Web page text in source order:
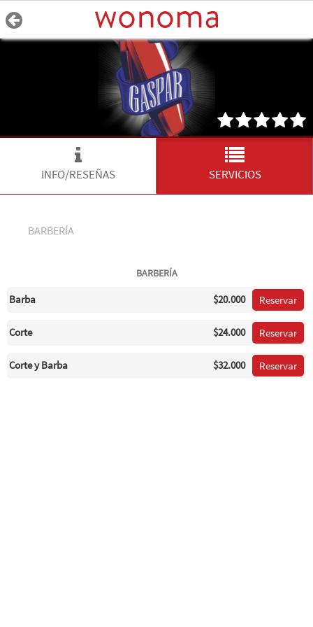
INFO/RESEÑAS SERVICIOS
BARBERÍA
BARBERÍA
Barba $20.000 Reservar
Corte $24.000 Reservar
Corte y Barba $32.000 Reservar